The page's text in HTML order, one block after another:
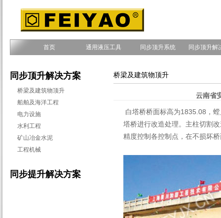
首页 通用液压工具 同步顶升系统 同步顶升解
同步顶升解决方案
桥梁及建筑物顶升
船舶及海洋工程
电力设施
水利工程
矿山冶金水泥
工程机械
同步提升解决方案
桥梁及建筑物顶升
云南省
白塔桥桥面标高为1835.08，
塔桥进行改造处理。主柱切割
精度控制各控制点，在不损坏